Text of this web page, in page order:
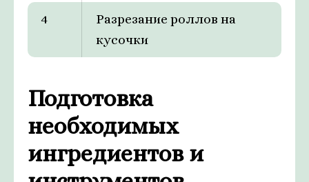
4
Разрезание роллов на
кусочки
Подготовка
необходимых
ингредиентов и